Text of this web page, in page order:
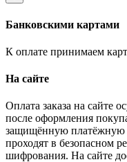
Банковскими картами
К оплате принимаем
На сайте
Оплата заказа на сайте
после оформления
защищённую платёжную
проходят в безопасном
шифрования. На сайте